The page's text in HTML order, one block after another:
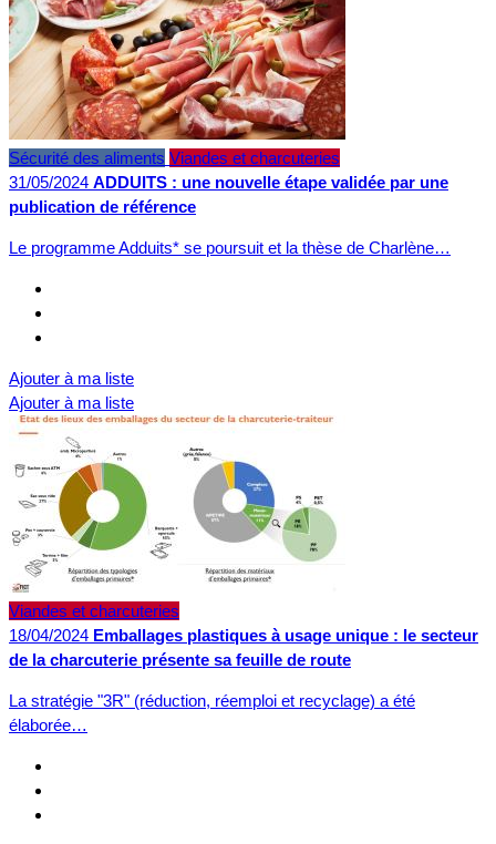
Sécurité des aliments Viandes et charcuteries
31/05/2024 ADDUITS : une nouvelle étape validée par une
publication de référence
Le programme Adduits* se poursuit et la thèse de Charlène…
Ajouter à ma liste
Ajouter à ma liste
Viandes et charcuteries
18/04/2024 Emballages plastiques à usage unique : le secteur
de la charcuterie présente sa feuille de route
La stratégie "3R" (réduction, réemploi et recyclage) a été
élaborée…